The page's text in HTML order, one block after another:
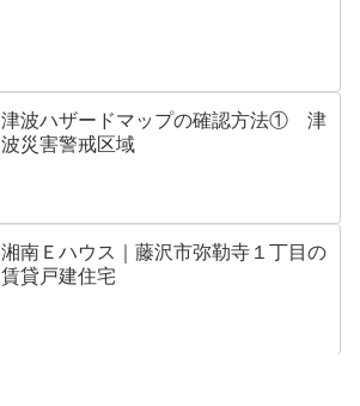
津波ハザードマップの確認方法① 津
波災害警戒区域
湘南Ｅハウス｜藤沢市弥勒寺１丁目の
賃貸戸建住宅